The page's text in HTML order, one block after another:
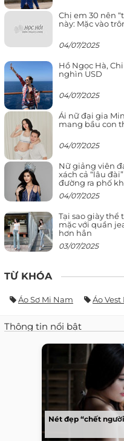
Chị em 30 nên
này: Mặc vào
04/07/2025
Hồ Ngọc Hà,
nghìn USD
04/07/2025
Ái nữ đại gia
mang bầu con
04/07/2025
Nữ giảng viên
xách cả “lâu
đường ra phố
04/07/2025
Tại sao giày thể
mặc với quần
hơn hẳn
03/07/2025
TỪ KHÓA
Áo Sơ Mi Nam Áo Vest
Thông tin nổi bật
Nét đẹp “chết